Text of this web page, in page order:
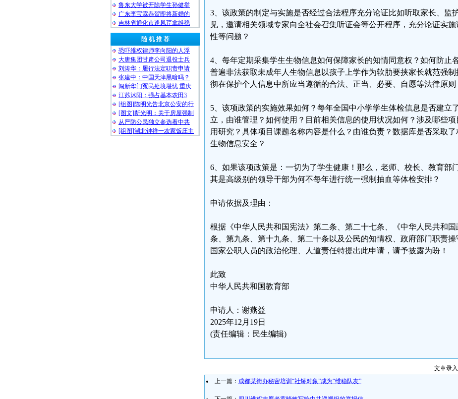
鲁东大学被开除学生孙健举
广东李宝霖恭贺即将新婚的
吉林省通化市逢凤芹拿维稳
随 机 推 荐
恐吓维权律师李向阳的人浮
大唐集团甘肃公司退役士兵
刘涛华：履行法定职责申请
张建中：中国天津黑暗吗？
闯新华门冤民处境堪忧 重庆
江苏沭阳：强占基本农田3
[组图]陈明光告北京公安的行
[图文]靳光明：关于房屋强制
从严防公民独立参选看中共
[组图]湖北钟祥一农家饭庄主
3、该政策的制定与实施是否经过合法程序充分论证比如听取家长、监
见，邀请相关领域专家向全社会召集听证会等公开程序，充分论证实
性等问题？
4、每年定期采集学生生物信息如何保障家长的知情同意权？如何防止
普遍非法获取未成年人生物信息以孩子上学作为软肋要挟家长就范强
彻在保护个人信息中所应当遵循的合法、正当、必要、自愿等法律原则
5、该项政策的实施效果如何？每年全国中小学学生体检信息是否建立
立，由谁管理？如何使用？目前相关信息的使用状况如何？涉及哪些
用研究？具体项目课题名称内容是什么？由谁负责？数据库是否采取
生物信息安全？
6、如果该项政策是：一切为了学生健康！那么，老师、校长、教育部
其是高级别的领导干部为何不每年进行统一强制抽血等体检安排？
申请依据及理由：
根据《中华人民共和国宪法》第二条、第二十七条、《中华人民共和
条、第九条、第十九条、第二十条以及公民的知情权、政府部门职责
国家公职人员的政治伦理、人道责任特提出此申请，请予披露为盼！
此致
中华人民共和国教育部
申请人：谢燕益
2025年12月19日
(责任编辑：民生编辑)
文章录
上一篇： 成都某街办秘密培训“社矫对象”成为“维稳队友”